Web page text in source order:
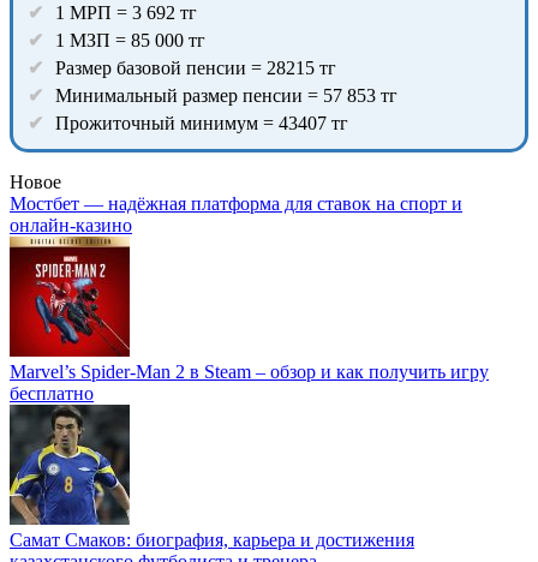
1 МРП = 3 692 тг
1 МЗП = 85 000 тг
Размер базовой пенсии = 28215 тг
Минимальный размер пенсии = 57 853 тг
Прожиточный минимум = 43407 тг
Новое
Мостбет — надёжная платформа для ставок на спорт и
онлайн-казино
Marvel’s Spider-Man 2 в Steam – обзор и как получить игру
бесплатно
Самат Смаков: биография, карьера и достижения